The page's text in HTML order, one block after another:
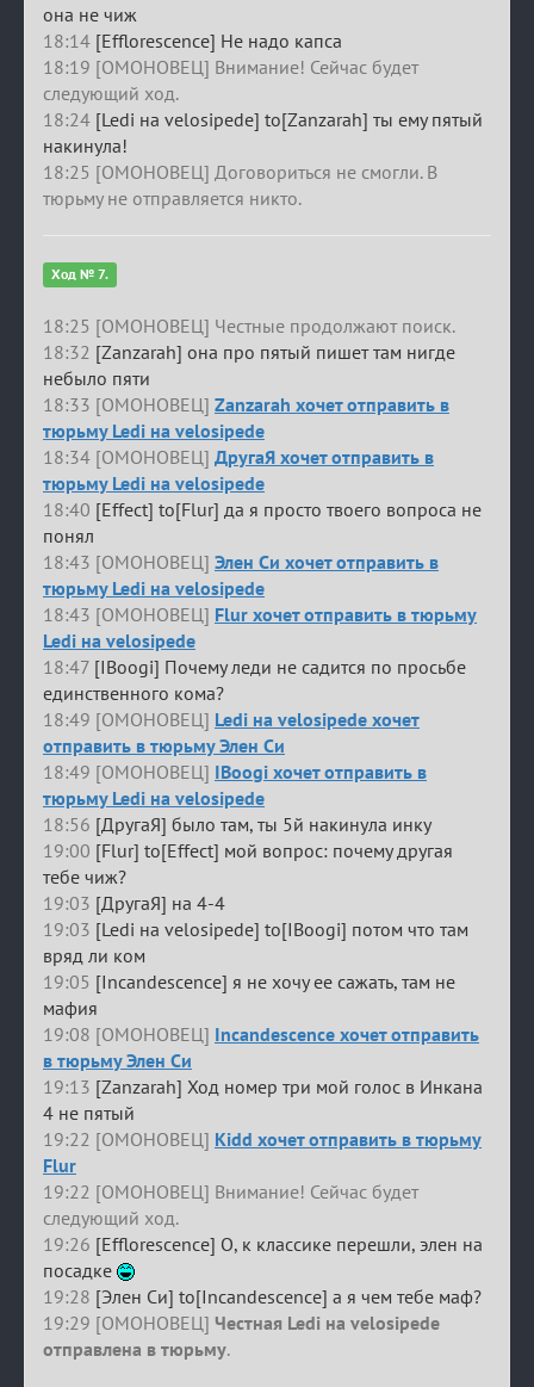
она не чиж
18:14 [Efflorescence] Не надо капса
18:19 [ОМОНОВЕЦ] Внимание! Сейчас будет
следующий ход.
18:24 [Ledi на velosipede] to[Zanzarah] ты ему пятый
накинула!
18:25 [ОМОНОВЕЦ] Договориться не смогли. В
тюрьму не отправляется никто.
Ход № 7.
18:25 [ОМОНОВЕЦ] Честные продолжают поиск.
18:32 [Zanzarah] она про пятый пишет там нигде
небыло пяти
18:33 [ОМОНОВЕЦ] Zanzarah хочет отправить в
тюрьму Ledi на velosipede
18:34 [ОМОНОВЕЦ] ДругаЯ хочет отправить в
тюрьму Ledi на velosipede
18:40 [Effect] to[Flur] да я просто твоего вопроса не
понял
18:43 [ОМОНОВЕЦ] Элен Си хочет отправить в
тюрьму Ledi на velosipede
18:43 [ОМОНОВЕЦ] Flur хочет отправить в тюрьму
Ledi на velosipede
18:47 [IBoogi] Почему леди не садится по просьбе
единственного кома?
18:49 [ОМОНОВЕЦ] Ledi на velosipede хочет
отправить в тюрьму Элен Си
18:49 [ОМОНОВЕЦ] IBoogi хочет отправить в
тюрьму Ledi на velosipede
18:56 [ДругаЯ] было там, ты 5й накинула инку
19:00 [Flur] to[Effect] мой вопрос: почему другая
тебе чиж?
19:03 [ДругаЯ] на 4-4
19:03 [Ledi на velosipede] to[IBoogi] потом что там
вряд ли ком
19:05 [Incandescence] я не хочу ее сажать, там не
мафия
19:08 [ОМОНОВЕЦ] Incandescence хочет отправить
в тюрьму Элен Си
19:13 [Zanzarah] Ход номер три мой голос в Инкана
4 не пятый
19:22 [ОМОНОВЕЦ] Kidd хочет отправить в тюрьму
Flur
19:22 [ОМОНОВЕЦ] Внимание! Сейчас будет
следующий ход.
19:26 [Efflorescence] О, к классике перешли, элен на
посадке
19:28 [Элен Си] to[Incandescence] а я чем тебе маф?
19:29 [ОМОНОВЕЦ] Честная Ledi на velosipede
отправлена в тюрьму.